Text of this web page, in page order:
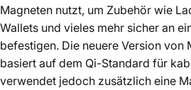
Magneten nutzt, um Zubehör wie
Wallets und vieles mehr sicher an
befestigen. Die neuere Version von
basiert auf dem Qi-Standard für
verwendet jedoch zusätzlich eine